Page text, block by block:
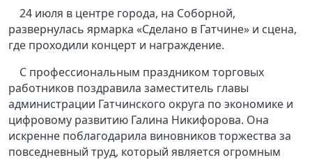
24 июля в центре города, на Соборной,
развернулась ярмарка «Сделано в Гатчине» и сцена,
где проходили концерт и награждение.
С профессиональным праздником торговых
работников поздравила заместитель главы
администрации Гатчинского округа по экономике и
цифровому развитию Галина Никифорова. Она
искренне поблагодарила виновников торжества за
повседневный труд, который является огромным